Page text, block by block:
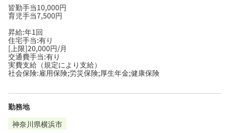
皆勤手当10,000円
育児手当7,500円
昇給:年1回
住宅手当:有り
[上限]20,000円/月
交通費手当:有り
実費支給（規定により支給）
社会保険:雇用保険;労災保険;厚生年金;健康保険
勤務地
神奈川県横浜市